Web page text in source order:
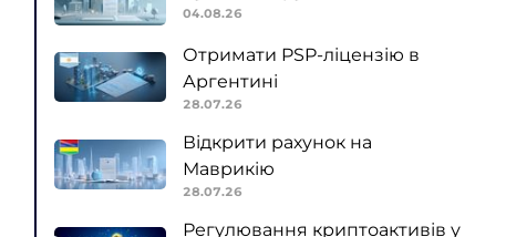
04.08.26
Отримати PSP-ліцензію в
Аргентині
28.07.26
Відкрити рахунок на
Маврикію
28.07.26
Регулювання криптоактивів у